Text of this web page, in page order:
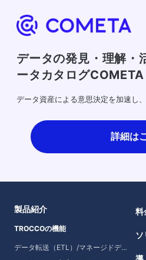
データ資産による意思決定を加速し
データの発見・理解・
ータカタログCOMETA
詳細は
製品紹介
TROCCOの機能
データ転送（ETL）/マネージドデータ転送
料